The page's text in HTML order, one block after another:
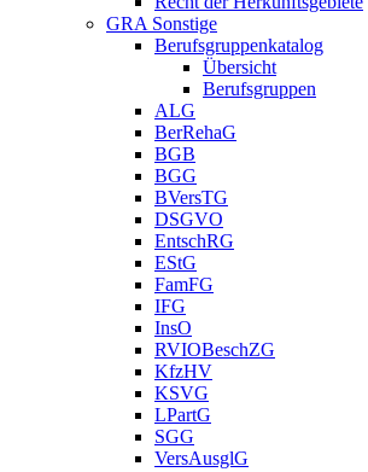
GRA Sonstige
Berufsgruppenkatalog
Übersicht
Berufsgruppen
ALG
BerRehaG
BGB
BGG
BVersTG
DSGVO
EntschRG
EStG
FamFG
IFG
InsO
RVIOBeschZG
KfzHV
KSVG
LPartG
SGG
VersAusglG